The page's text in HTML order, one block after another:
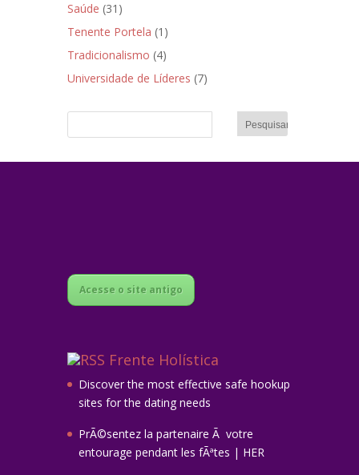
Saúde (31)
Tenente Portela (1)
Tradicionalismo (4)
Universidade de Líderes (7)
Acesse o site antigo
Frente Holística
Discover the most effective safe hookup
sites for the dating needs
PrÃ©sentez la partenaire Ã votre
entourage pendant les fÃªtes | HER